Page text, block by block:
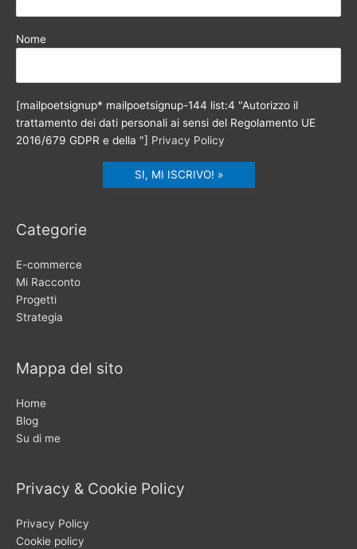
Nome
[mailpoetsignup* mailpoetsignup-144 list:4 "Autorizzo il
trattamento dei dati personali ai sensi del Regolamento UE
2016/679 GDPR e della "] Privacy Policy
Categorie
E-commerce
Mi Racconto
Progetti
Strategia
Mappa del sito
Home
Blog
Su di me
Privacy & Cookie Policy
Privacy Policy
Cookie policy